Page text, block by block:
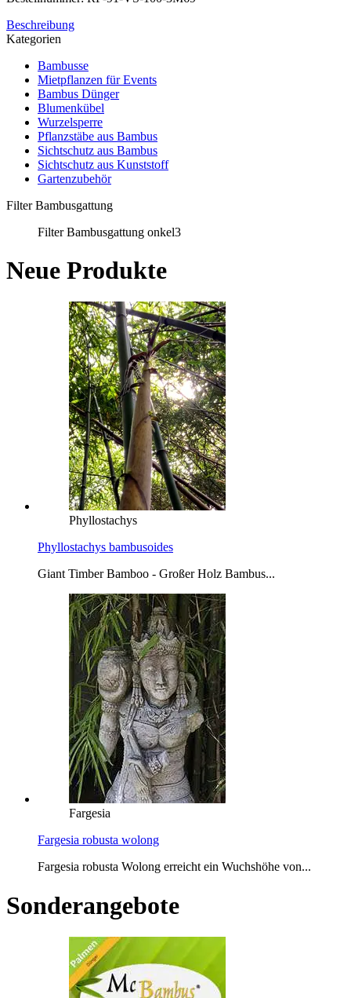
Beschreibung
Kategorien
Bambusse
Mietpflanzen für Events
Bambus Dünger
Blumenkübel
Wurzelsperre
Pflanzstäbe aus Bambus
Sichtschutz aus Bambus
Sichtschutz aus Kunststoff
Gartenzubehör
Filter Bambusgattung
Filter Bambusgattung onkel3
Neue Produkte
Phyllostachys
Phyllostachys bambusoides
Giant Timber Bamboo - Großer Holz Bambus...
Fargesia
Fargesia robusta wolong
Fargesia robusta Wolong erreicht ein Wuchshöhe von...
Sonderangebote